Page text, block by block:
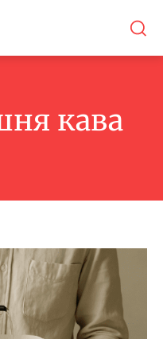
кава